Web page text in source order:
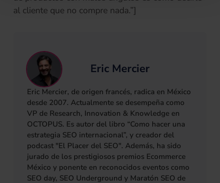
al cliente que no compre nada.”]
Eric Mercier
Eric Mercier, de origen francés, radica en México
desde 2007. Actualmente se desempeña como
VP de Research, Innovation & Knowledge en
OCTOPUS. Es autor del libro “Como hacer una
estrategia SEO internacional”, y creador del
podcast "El Placer del SEO". Además, ha sido
jurado de los prestigiosos premios Ecommerce
México y ponente en reconocidos eventos como
SEO day, SEO Underground y Maratón SEO de